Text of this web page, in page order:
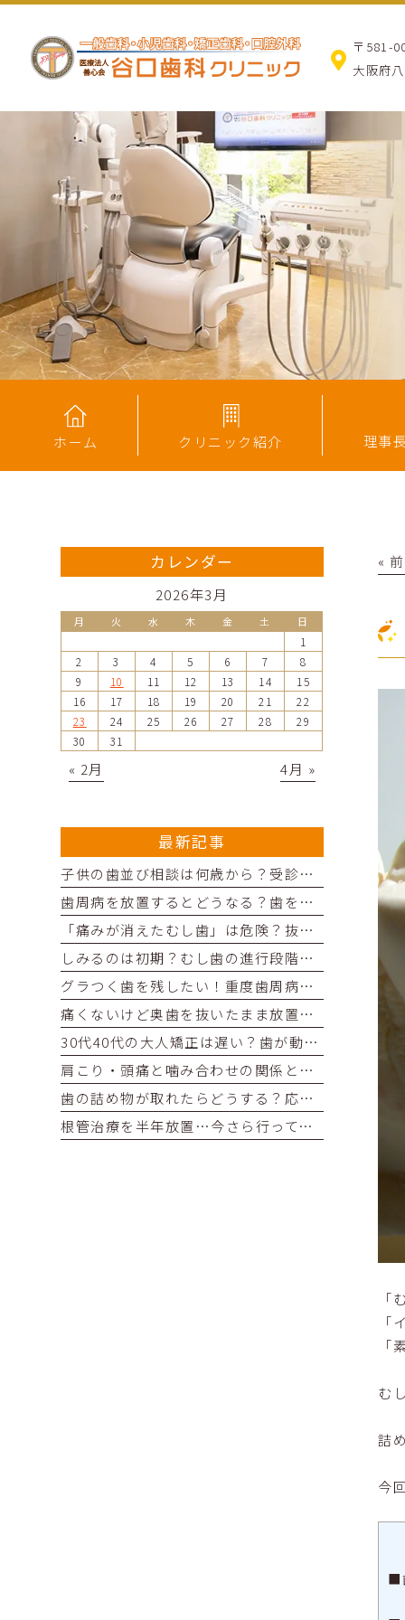
〒581-
大阪府
ホーム クリニック紹介 理事
«
「
「
「
む
詰
今
■
カレンダー
2026年3月
月 火 水 木 金 土 日
1
2
3 4 5 6 7
8
9
10 11 12 13 14
15
16
17 18 19 20 21
22
23
24 25 26 27 28
29
30
31
« 2月 4月 »
最新記事
子供の歯並び相談は何歳から？受診の目安と自宅チェック項目を解説
歯周病を放置するとどうなる？歯を失う前に知っておきたいリスク
「痛みが消えたむし歯」は危険？抜歯を避けるための進行度目安と治療法
しみるのは初期？むし歯の進行段階と削らない治療法を医師が解説
グラつく歯を残したい！重度歯周病で歯を失うのを防ぐ5つの予防習慣
痛くないけど奥歯を抜いたまま放置するとどうなる？リスクを解説
30代40代の大人矯正は遅い？歯が動く医学的根拠とリスクを解説
肩こり・頭痛と噛み合わせの関係とは？歯科医師が原因と対策を解説
歯の詰め物が取れたらどうする？応急処置と正しい保管方法を解説
根管治療を半年放置…今さら行っても大丈夫？再受診3ステップ